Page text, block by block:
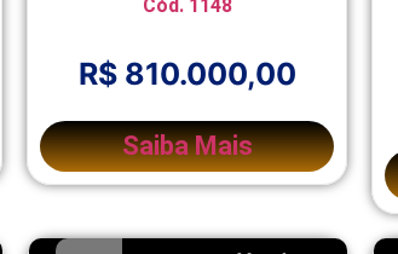
Cód. 1148
R$ 810.000,00
Saiba Mais